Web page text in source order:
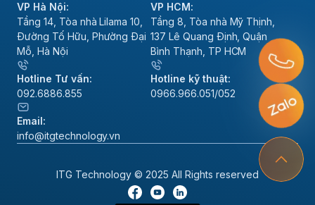
VP Hà Nội:
Tầng 14, Tòa nhà Lilama 10,
Đường Tố Hữu, Phường Đại
Mỗ, Hà Nội
VP HCM:
Tầng 8, Tòa nhà Mỹ Thịnh,
137 Lê Quang Định, Quận
Bình Thạnh, TP HCM
Hotline Tư vấn:
092.6886.855
Hotline kỹ thuật:
0966.966.051/052
Email:
info@itgtechnology.vn
ITG Technology © 2025 All Rights reserved